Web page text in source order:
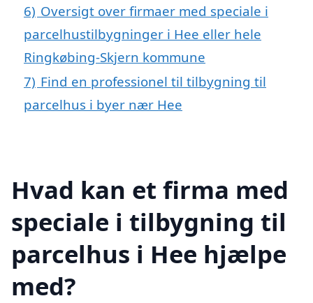
6) Oversigt over firmaer med speciale i
parcelhustilbygninger i Hee eller hele
Ringkøbing-Skjern kommune
7) Find en professionel til tilbygning til
parcelhus i byer nær Hee
Hvad kan et firma med
speciale i tilbygning til
parcelhus i Hee hjælpe
med?